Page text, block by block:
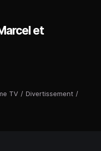
TV / Divertissement /
et